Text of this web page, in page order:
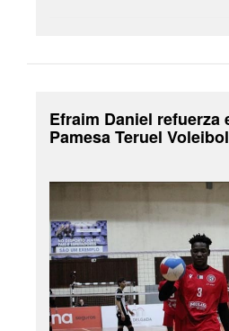
Efraim Daniel refuerza
Pamesa Teruel Voleibol